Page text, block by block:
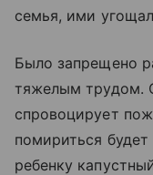
семья, ими
Было запрещено
тяжелым трудом.
спровоцирует
помириться
ребенку